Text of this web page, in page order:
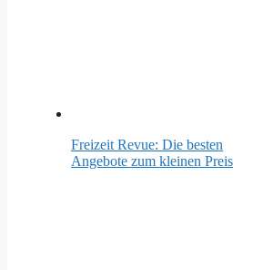
Freizeit Revue: Die besten
Angebote zum kleinen Preis